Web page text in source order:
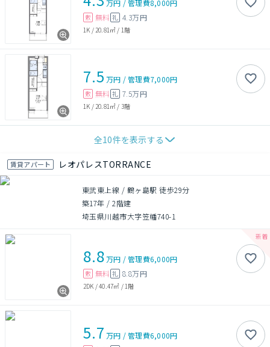
万円 /管理費8,000円
敷 無料 礼 4.3万円
1K / 20.81㎡ / 1階
7.5 万円 /管理費7,000円
敷 無料 礼 7.5万円
1K / 20.81㎡ / 3階
全10件を表示する
賃貸アパート レオパレスTORRANCE
東武東上線 / 鶴ヶ島駅 徒歩29分
築17年 /2階建
埼玉県川越市大字笠幡740-1
8.8万円 /管理費6,000円
敷 無料 礼 8.8万円
2DK /40.47㎡ / 1階
5.7 万円 /管理費6,000円